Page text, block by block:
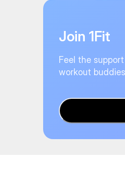
Join 1Fit
Feel the
workout